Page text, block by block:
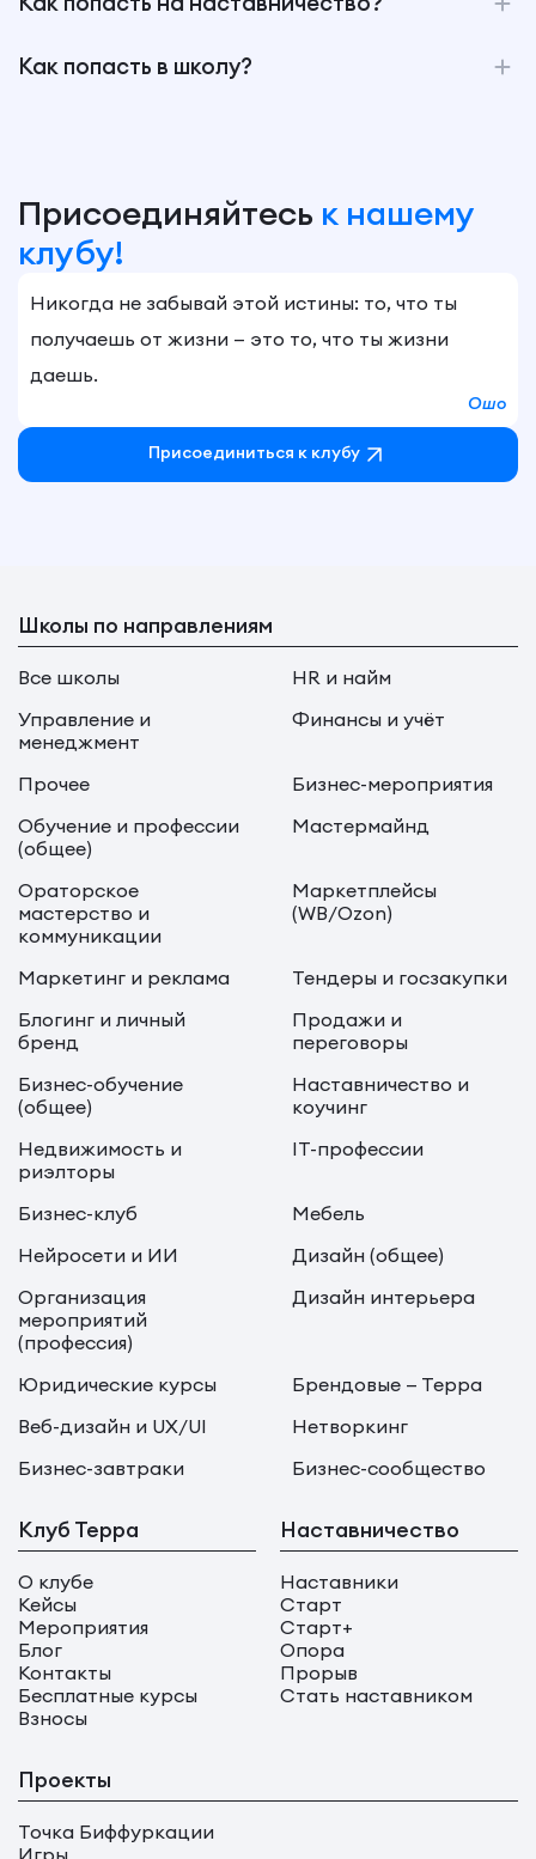
Как попасть в школу?
Присоединяйтесь к нашему
клубу!
Никогда не забывай этой истины: то, что ты
получаешь от жизни — это то, что ты жизни
даешь.
Ошо
Присоединиться к клубу
Школы по направлениям
Все школы
HR и найм
Управление и
менеджмент
Финансы и учёт
Прочее
Бизнес-мероприятия
Обучение и профессии
(общее)
Мастермайнд
Ораторское
мастерство и
коммуникации
Маркетплейсы
(WB/Ozon)
Маркетинг и реклама
Тендеры и госзакупки
Блогинг и личный
бренд
Продажи и
переговоры
Бизнес-обучение
(общее)
Наставничество и
коучинг
Недвижимость и
риэлторы
IT-профессии
Бизнес-клуб
Мебель
Нейросети и ИИ
Дизайн (общее)
Организация
мероприятий
(профессия)
Дизайн интерьера
Юридические курсы
Брендовые — Терра
Веб-дизайн и UX/UI
Нетворкинг
Бизнес-завтраки
Бизнес-сообщество
Клуб Терра
О клубе
Кейсы
Мероприятия
Блог
Контакты
Бесплатные курсы
Взносы
Наставничество
Наставники
Старт
Старт+
Опора
Прорыв
Стать наставником
Проекты
Точка Биффуркации
Игры